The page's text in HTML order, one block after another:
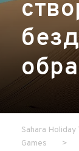
Sahara Holiday
Games
>